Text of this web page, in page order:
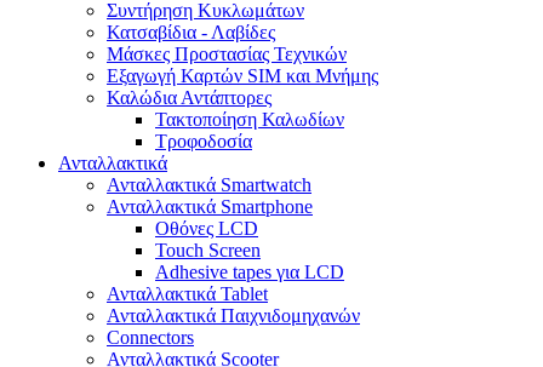
Συντήρηση Κυκλωμάτων
Κατσαβίδια - Λαβίδες
Μάσκες Προστασίας Τεχνικών
Εξαγωγή Καρτών SIM και Μνήμης
Καλώδια Αντάπτορες
Τακτοποίηση Καλωδίων
Τροφοδοσία
Ανταλλακτικά
Ανταλλακτικά Smartwatch
Ανταλλακτικά Smartphone
Οθόνες LCD
Touch Screen
Adhesive tapes για LCD
Ανταλλακτικά Tablet
Ανταλλακτικά Παιχνιδομηχανών
Connectors
Ανταλλακτικά Scooter